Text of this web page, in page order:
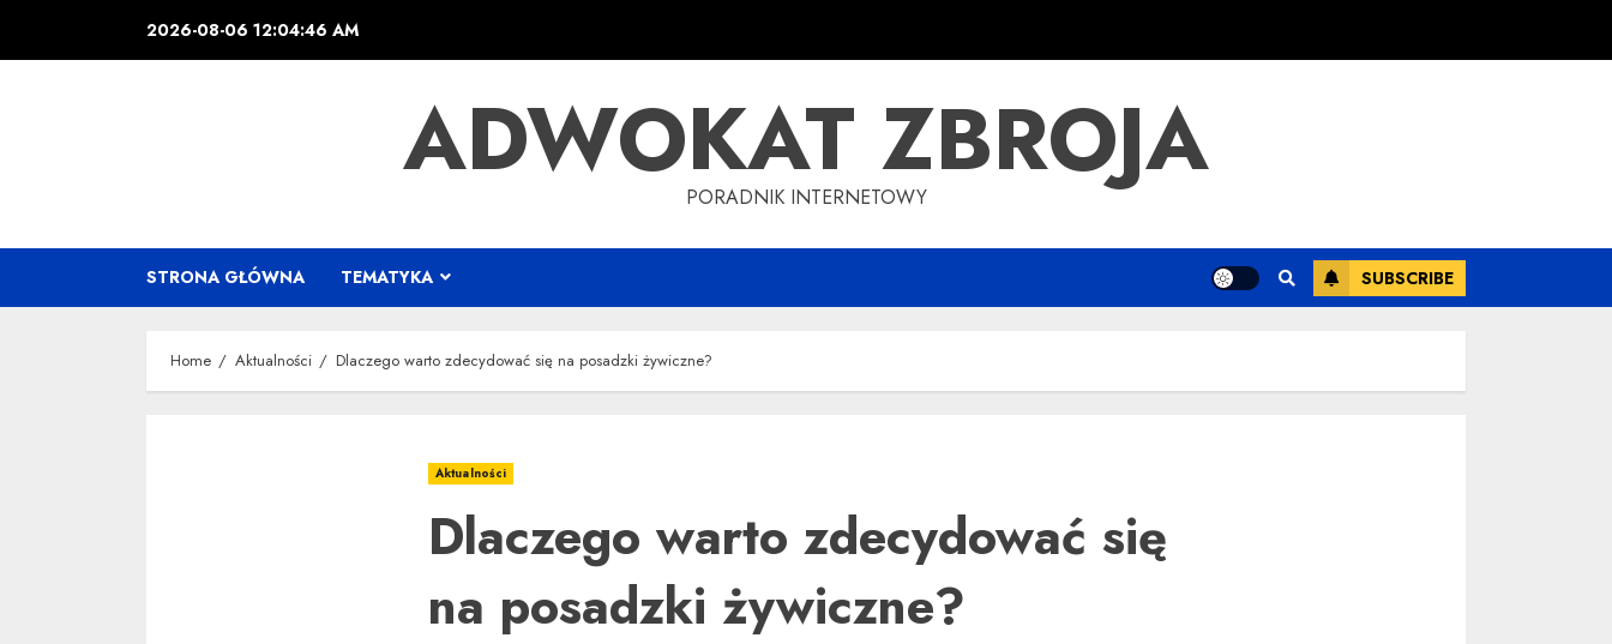
2026-08-06 12:04:46 AM
ADWOKAT ZBROJA
PORADNIK INTERNETOWY
STRONA GŁÓWNA TEMATYKA SUBSCRIBE
Home Aktualności Dlaczego warto zdecydować się na posadzki żywiczne?
Aktualności
Dlaczego warto zdecydować się
na posadzki żywiczne?